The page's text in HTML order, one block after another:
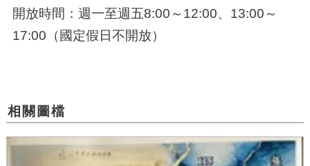
開放時間：週一至週五8:00～12:00、13:00～
17:00（國定假日不開放）
相關圖檔